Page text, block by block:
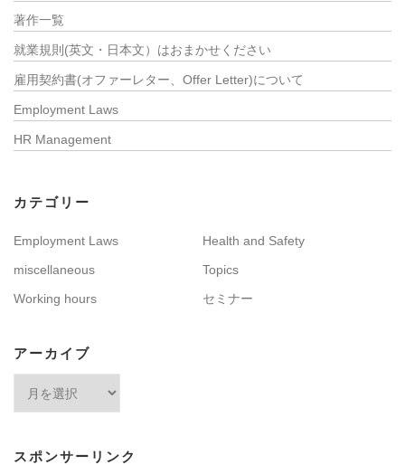
著作一覧
就業規則(英文・日本文）はおまかせください
雇用契約書(オファーレター、Offer Letter)について
Employment Laws
HR Management
カテゴリー
Employment Laws
Health and Safety
miscellaneous
Topics
Working hours
セミナー
アーカイブ
スポンサーリンク